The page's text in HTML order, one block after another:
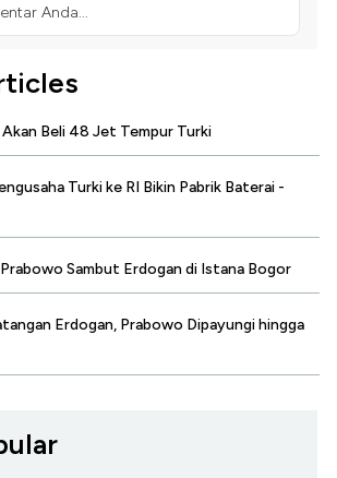
Anda...
Beli 48 Jet Tempur Turki
Turki ke RI Bikin Pabrik Baterai -
Sambut Erdogan di Istana Bogor
Erdogan, Prabowo Dipayungi hingga